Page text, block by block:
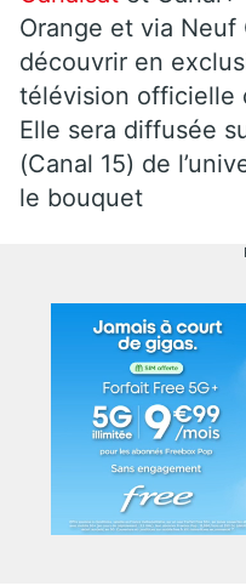
Orange et via
découvrir en
télévision officielle
Elle sera diffusée
(Canal 15) de
le bouquet